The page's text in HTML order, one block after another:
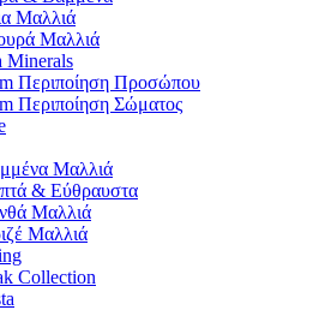
Μαλλιά
Μαλλιά
Minerals
Περιποίηση Προσώπου
Περιποίηση Σώματος
Μαλλιά
& Εύθραυστα
Μαλλιά
Μαλλιά
Collection